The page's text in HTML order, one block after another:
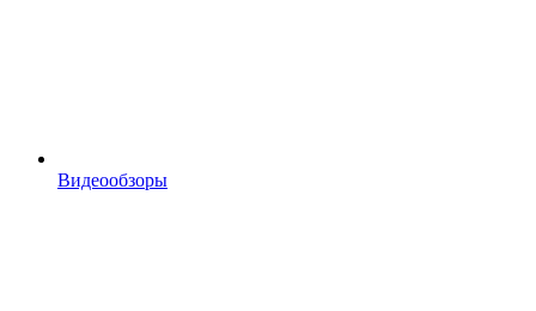
Видеообзоры